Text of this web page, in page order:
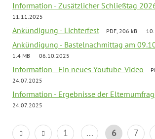
Information - Zusätzlicher Schließtag
11.11.2025
Ankündigung - Lichterfest PDF, 206 kB
Ankündigung - Bastelnachmittag am
1.4 MB
06.10.2025
Information - Ein neues Youtube-Video
24.07.2025
Information - Ergebnisse der
24.07.2025
1 ... 6 7